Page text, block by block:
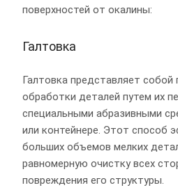
поверхностей от окалины:
Галтовка
Галтовка представляет собой
обработки деталей путем их
специальными абразивными
или контейнере. Этот способ
больших объемов мелких
равномерную очистку всех
повреждения его структуры.